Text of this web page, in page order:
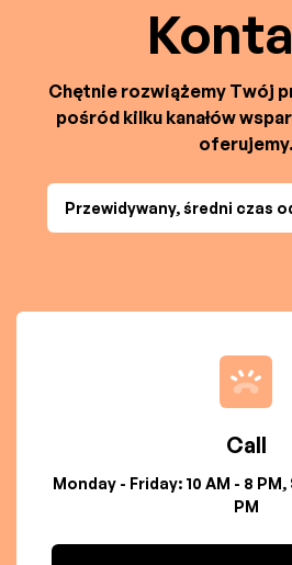
Chętnie rozwiążemy Twój
pośród kilku kanałów
oferujemy.
Przewidywany, średni czas
Call
Monday - Friday: 10 AM - 8
PM